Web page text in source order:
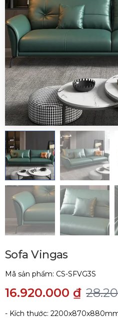
Sofa Vingas
Mã sản phẩm: CS-SFVG3S
16.920.000 ₫
- Kích thước: